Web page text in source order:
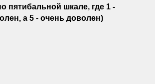
пятибальной шкале, где 1 -
а 5 - очень доволен)